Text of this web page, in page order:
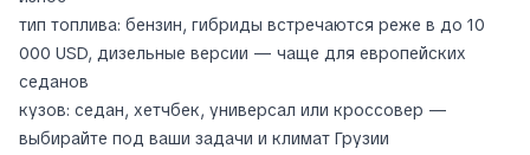
тип топлива: бензин, гибриды встречаются реже в до 10
000 USD, дизельные версии — чаще для европейских
седанов
кузов: седан, хетчбек, универсал или кроссовер —
выбирайте под ваши задачи и климат Грузии